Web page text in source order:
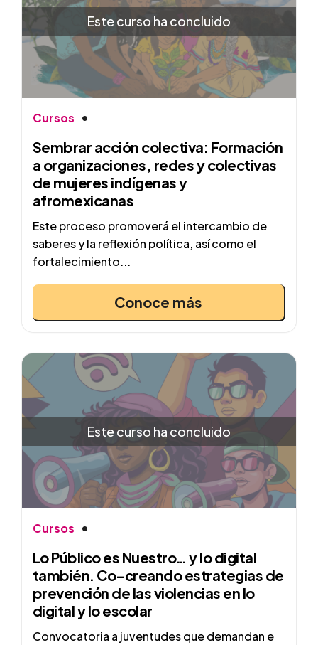
Este curso ha concluido
Sembrar acción colectiva: Formación
a organizaciones, redes y colectivas
de mujeres indígenas y
afromexicanas
Cursos
Este proceso promoverá el intercambio de
saberes y la reflexión política, así como el
fortalecimiento...
Conoce más
Este curso ha concluido
Lo Público es Nuestro… y lo digital
también. Co-creando estrategias de
prevención de las violencias en lo
digital y lo escolar
Cursos
Convocatoria a juventudes que demandan e